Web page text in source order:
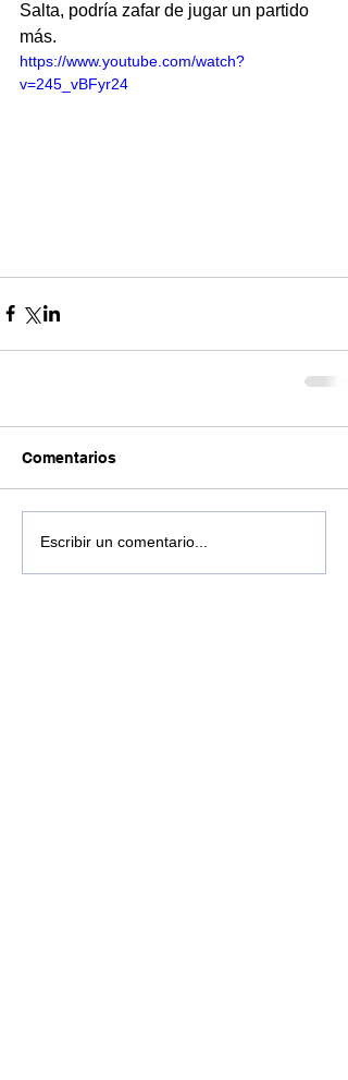
Salta, podría zafar de jugar un partido
más.
https://www.youtube.com/watch?
v=245_vBFyr24
Comentarios
Escribir un comentario...